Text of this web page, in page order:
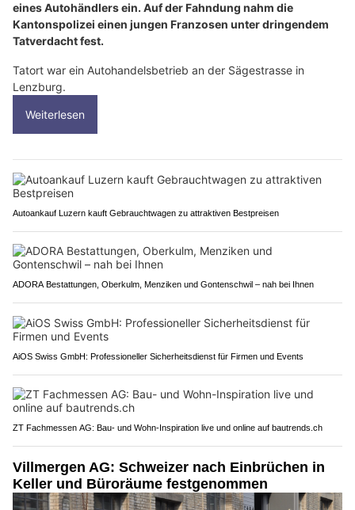
eines Autohändlers ein. Auf der Fahndung nahm die
Kantonspolizei einen jungen Franzosen unter dringendem
Tatverdacht fest.
Tatort war ein Autohandelsbetrieb an der Sägestrasse in
Lenzburg.
Weiterlesen
Autoankauf Luzern kauft Gebrauchtwagen zu attraktiven Bestpreisen
ADORA Bestattungen, Oberkulm, Menziken und Gontenschwil – nah bei Ihnen
AiOS Swiss GmbH: Professioneller Sicherheitsdienst für Firmen und Events
ZT Fachmessen AG: Bau- und Wohn-Inspiration live und online auf bautrends.ch
Villmergen AG: Schweizer nach Einbrüchen in
Keller und Büroräume festgenommen